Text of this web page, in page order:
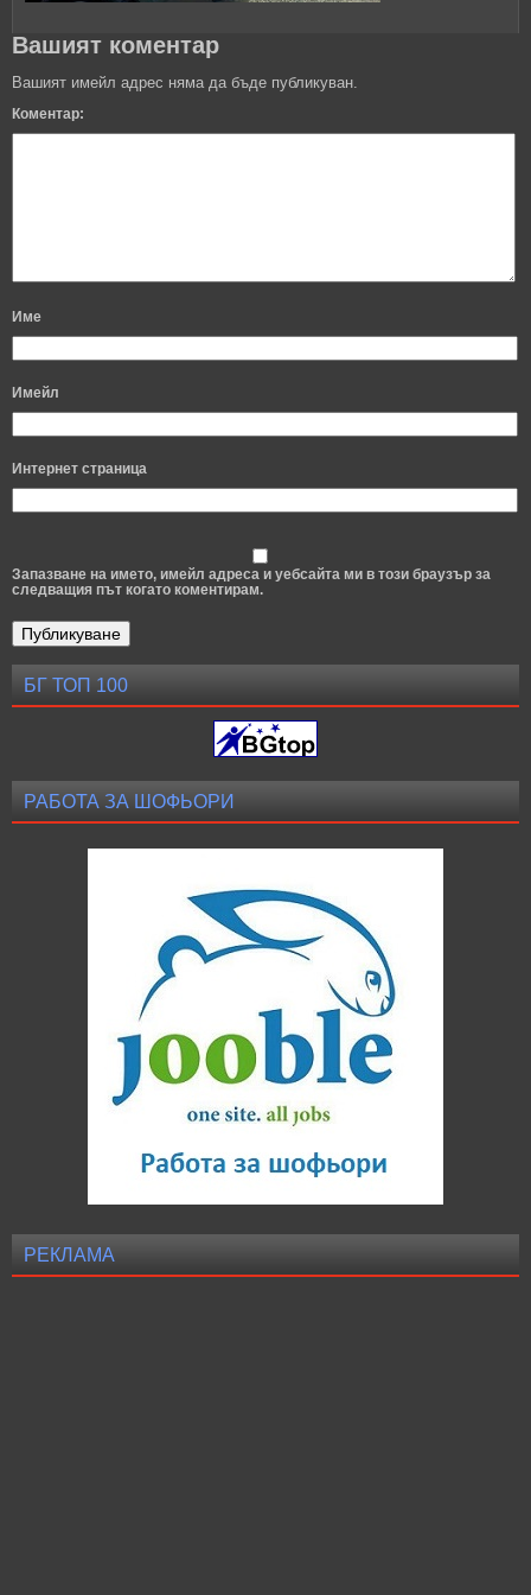
Вашият коментар
Вашият имейл адрес няма да бъде публикуван.
Коментар:
Име
Имейл
Интернет страница
Запазване на името, имейл адреса и уебсайта ми в този браузър за
следващия път когато коментирам.
БГ ТОП 100
РАБОТА ЗА ШОФЬОРИ
РЕКЛАМА